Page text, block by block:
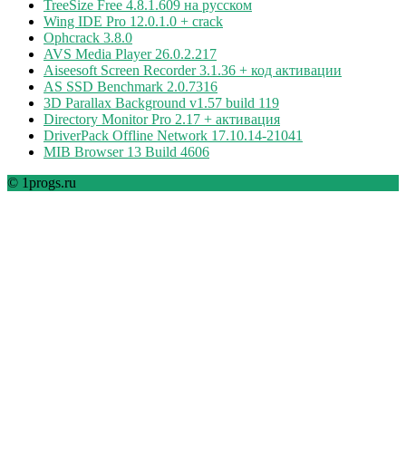
TreeSize Free 4.8.1.609 на русском
Wing IDE Pro 12.0.1.0 + crack
Ophcrack 3.8.0
AVS Media Player 26.0.2.217
Aiseesoft Screen Recorder 3.1.36 + код активации
AS SSD Benchmark 2.0.7316
3D Parallax Background v1.57 build 119
Directory Monitor Pro 2.17 + активация
DriverPack Offline Network 17.10.14-21041
MIB Browser 13 Build 4606
© 1progs.ru